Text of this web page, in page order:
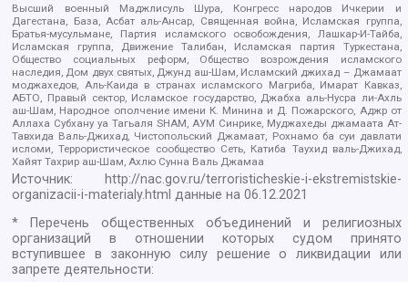
Высший военный Маджлисуль Шура, Конгресс народов Ичкерии и
Дагестана, База, Асбат аль-Ансар, Священная война, Исламская группа,
Братья-мусульмане, Партия исламского освобождения, Лашкар-И-Тайба,
Исламская группа, Движение Талибан, Исламская партия Туркестана,
Общество социальных реформ, Общество возрождения исламского
наследия, Дом двух святых, Джунд аш-Шам, Исламский джихад – Джамаат
моджахедов, Аль-Каида в странах исламского Магриба, Имарат Кавказ,
АБТО, Правый сектор, Исламское государство, Джабха аль-Нусра ли-Ахль
аш-Шам, Народное ополчение имени К. Минина и Д. Пожарского, Аджр от
Аллаха Субхану уа Тагьаля SHAM, АУМ Синрике, Муджахеды джамаата Ат-
Тавхида Валь-Джихад, Чистопольский Джамаат, Рохнамо ба суи давлати
исломи, Террористическое сообщество Сеть, Катиба Таухид валь-Джихад,
Хайят Тахрир аш-Шам, Ахлю Сунна Валь Джамаа
Источник:
http://nac.gov.ru/terroristicheskie-i-ekstremistskie-
organizacii-i-materialy.html данные на06.12.2021
* Перечень общественных объединений и религиозных
организаций в отношении которых судом принято
вступившее в законную силу решение о ликвидации или
запрете деятельности: